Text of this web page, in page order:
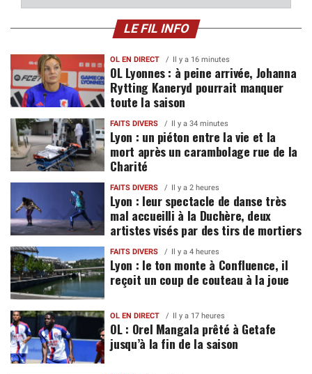
LE FIL INFO
OL EN DIRECT Il y a 16 minutes
OL Lyonnes : à peine arrivée, Johanna
Rytting Kaneryd pourrait manquer
toute la saison
FAITS DIVERS Il y a 34 minutes
Lyon : un piéton entre la vie et la
mort après un carambolage rue de la
Charité
FAITS DIVERS Il y a 2 heures
Lyon : leur spectacle de danse très
mal accueilli à la Duchère, deux
artistes visés par des tirs de mortiers
FAITS DIVERS Il y a 4 heures
Lyon : le ton monte à Confluence, il
reçoit un coup de couteau à la joue
OL EN DIRECT Il y a 17 heures
OL : Orel Mangala prêté à Getafe
jusqu’à la fin de la saison